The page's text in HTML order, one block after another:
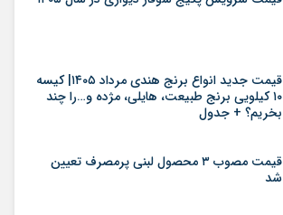
قیمت جدید انواع برنج هندی مرداد ۱۴۰۵| کیسه
۱۰ کیلویی برنج طبیعت، هایلی، مژده و…را چند
بخریم؟ + جدول
قیمت مصوب ۳ محصول لبنی پرمصرف تعیین
شد